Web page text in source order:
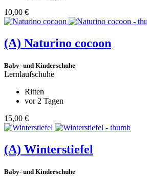
10,00 €
(A) Naturino cocoon
Baby- und Kinderschuhe
Lernlaufschuhe
Ritten
vor 2 Tagen
15,00 €
(A) Winterstiefel
Baby- und Kinderschuhe